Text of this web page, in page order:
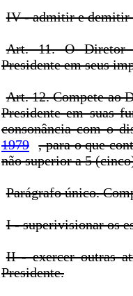
IV - admitir e demitir
Art. 11. O Diretor
Presidente em seus
Art. 12. Compete ao
Presidente em suas
consonância com o
1979
, para o que
não superior a 5
Parágrafo único.
I - superivisionar os
II - exercer outras
Presidente.